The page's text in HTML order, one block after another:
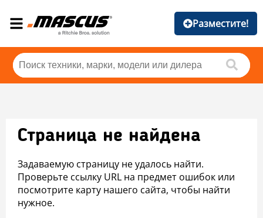
Разместите!
Страница не найдена
Задаваемую страницу не удалось найти.
Проверьте ссылку URL на предмет ошибок или
посмотрите карту нашего сайта, чтобы найти
нужное.